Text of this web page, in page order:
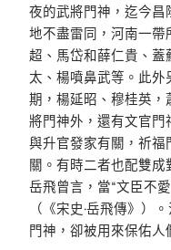
夜的武將門神，迄今
地不盡雷同，河南一
超、馬岱和薛仁貴、蓋
太、楊噴鼻武等。此
期，楊延昭、穆桂英
將門神外，還有文官門
與升官發家有關，祈
關。有時二者也配雙成
岳飛曾言，當“文臣不
（《宋史·岳飛傳》）
門神，卻被用來保佑人